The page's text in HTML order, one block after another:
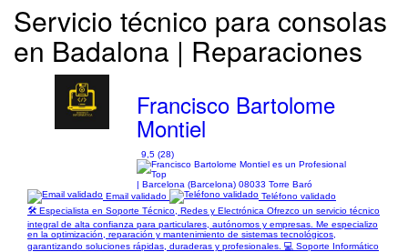
Servicio técnico para consolas
en Badalona | Reparaciones
Francisco Bartolome
Montiel
9,5 (28)
| Barcelona (Barcelona) 08033 Torre Baró
Email validado
Teléfono validado
🛠️ Especialista en Soporte Técnico, Redes y Electrónica Ofrezco un servicio técnico
integral de alta confianza para particulares, autónomos y empresas. Me especializo
en la optimización, reparación y mantenimiento de sistemas tecnológicos,
garantizando soluciones rápidas, duraderas y profesionales. 💻 Soporte Informático